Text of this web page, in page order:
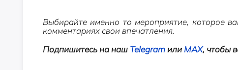
Выбирайте именно то мероприятие, которое
комментариях свои впечатления.
Подпишитесь на наш Telegram или MAX, чтобы